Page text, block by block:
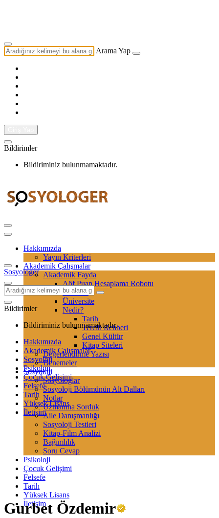
Arama Yap
Bildirimler
Bildiriminiz bulunmamaktadır.
Hakkımızda
Yayın Kriterleri
Akademik Çalışmalar
Akademik Fayda
Aöf Puan Hesaplama Robotu
Sertifika
Üniversite
Nedir?
Tarih
Tercih Rehberi
Genel Kültür
Kitap Siteleri
Değerlendirme Yazısı
Denemeler
Sosyoloji
Sosyologlar
Sosyoloji Bölümünün Alt Dalları
Notlar
Uzmanına Sorduk
Aile Danışmanlığı
Sosyoloji Testleri
Kitap-Film Analizi
Bağımlılık
Soru Cevap
Psikoloji
Çocuk Gelişimi
Felsefe
Tarih
Yüksek Lisans
İletişim
Sosyologer
Bildirimler
Bildiriminiz bulunmamaktadır.
Hakkımızda
Akademik Çalışmalar
Sosyoloji
Psikoloji
Çocuk Gelişimi
Felsefe
Tarih
Yüksek Lisans
İletişim
Gurbet Özdemir